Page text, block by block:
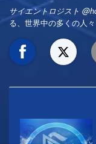
サイエントロジスト
る、世界中の多くの人々